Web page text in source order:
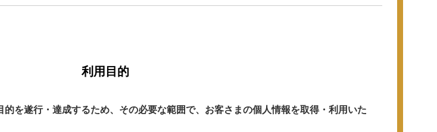
利用目的
を遂行・達成するため、その必要な範囲で、お客さまの個人情報を取得・利用いた